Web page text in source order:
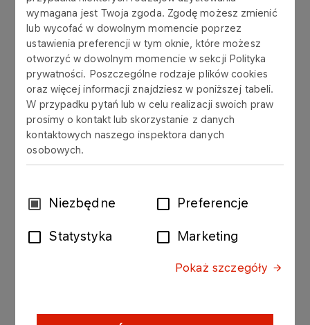
wymagana jest Twoja zgoda. Zgodę możesz zmienić
lub wycofać w dowolnym momencie poprzez
ustawienia preferencji w tym oknie, które możesz
otworzyć w dowolnym momencie w sekcji Polityka
prywatności. Poszczególne rodzaje plików cookies
oraz więcej informacji znajdziesz w poniższej tabeli.
W przypadku pytań lub w celu realizacji swoich praw
prosimy o kontakt lub skorzystanie z danych
kontaktowych naszego inspektora danych
osobowych.
WybórNiezbędne Preferencje
Statystyka Marketing
Pokaż szczegóły
Kodeks Etyki Grupy ORLEN stanowi zestaw
aktualnych, czytelnych i praktycznych zasad
postępowania, które wyznaczają standardy
etyczne, obowiązujące wszystkich
pracowników Grupy ORLEN.